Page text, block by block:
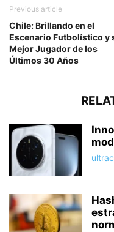
Previous article
Chile: Brillando en el
Escenario Futbolístico y
Mejor Jugador de los
Últimos 30 Años